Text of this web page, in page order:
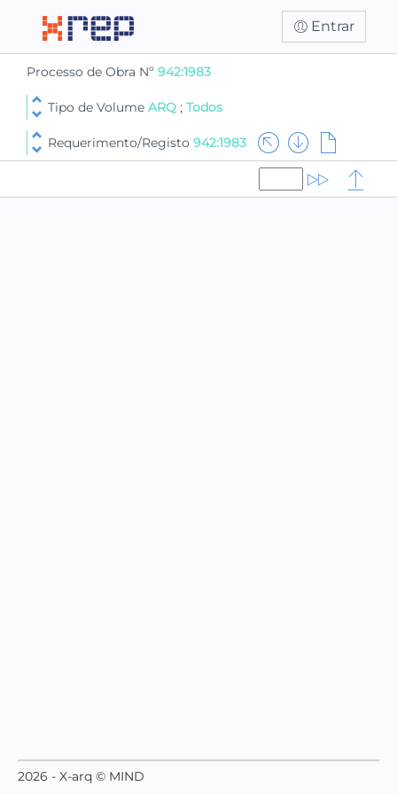
Entrar
Processo de Obra Nº 942:1983
Tipo de Volume ARQ ; Todos
Requerimento/Registo 942:1983
2026 - X-arq © MIND